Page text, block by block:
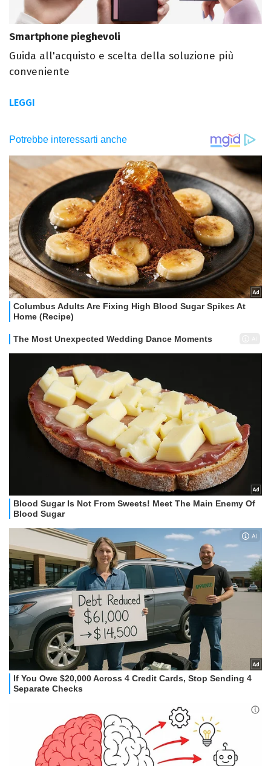
Smartphone pieghevoli
Guida all'acquisto e scelta della soluzione più
conveniente
LEGGI